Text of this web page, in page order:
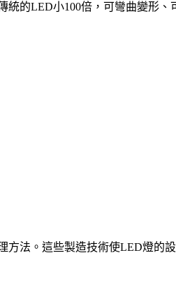
的LED小100倍，可彎曲變形
法。這些製造技術使LED燈的